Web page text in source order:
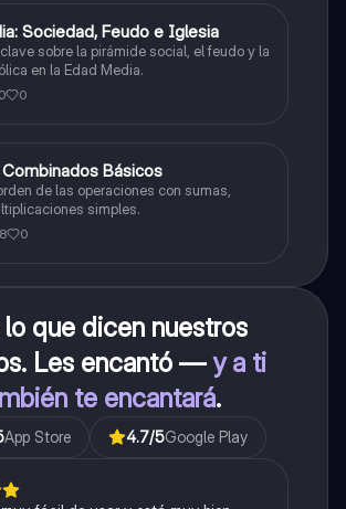
Sociedad, Feudo e Iglesia
sobre la pirámide social, el feudo y la
en la Edad Media.
0
Básicos
de las operaciones con sumas,
simples.
0
lo que dicen nuestros
Les encantó —y a ti
te encantará.
App Store 4.7/5Google Play